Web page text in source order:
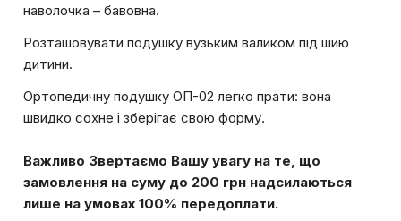
наволочка – бавовна.
Розташовувати подушку вузьким валиком під шию
дитини.
Ортопедичну подушку ОП-02 легко прати: вона
швидко сохне і зберігає свою форму.
Важливо Звертаємо Вашу увагу на те, що
замовлення на суму до 200 грн надсилаються
лише на умовах 100% передоплати.